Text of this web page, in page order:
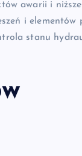
awarii i
i elementów
stanu